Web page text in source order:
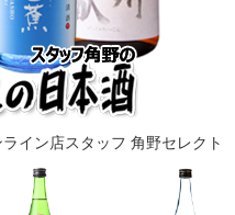
ライン店スタッフ 角野セレクト